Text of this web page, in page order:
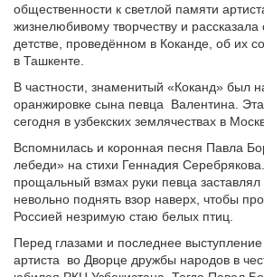
общественности к светлой памяти
жизнелюбивому творчеству и рассказала
детстве, проведённом в Коканде, об их
в Ташкенте.
В частности, знаменитый «Коканд» был
оранжировке сына певца Валентина.
сегодня в узбекских землячествах в
Вспомнилась и коронная песня Павла
лебеди» на стихи Геннадия
прощальный взмах руки певца заставлял
невольно поднять взор наверх, чтобы
Россией незримую стаю белых птиц.
Перед глазами и последнее
артиста во Дворце дружбы народов в